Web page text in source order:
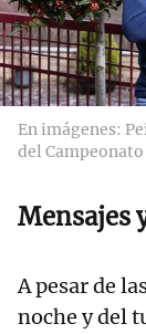
En imágenes:
del Campeonato
Mensajes
A pesar de
noche y del